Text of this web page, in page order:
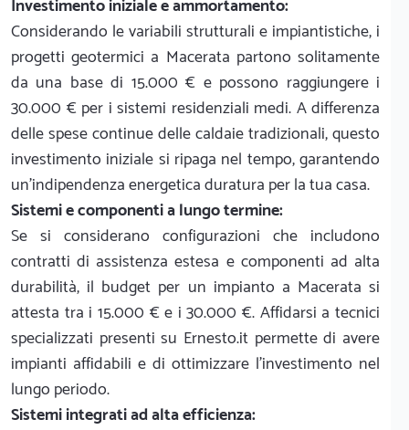
Investimento iniziale e ammortamento:
Considerando le variabili strutturali e impiantistiche, i
progetti geotermici a Macerata partono solitamente
da una base di 15.000 € e possono raggiungere i
30.000 € per i sistemi residenziali medi. A differenza
delle spese continue delle caldaie tradizionali, questo
investimento iniziale si ripaga nel tempo, garantendo
un'indipendenza energetica duratura per la tua casa.
Sistemi e componenti a lungo termine:
Se si considerano configurazioni che includono
contratti di assistenza estesa e componenti ad alta
durabilità, il budget per un impianto a Macerata si
attesta tra i 15.000 € e i 30.000 €. Affidarsi a tecnici
specializzati presenti su Ernesto.it permette di avere
impianti affidabili e di ottimizzare l'investimento nel
lungo periodo.
Sistemi integrati ad alta efficienza: